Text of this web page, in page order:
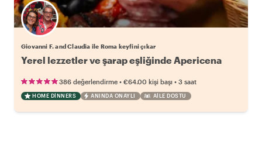
Giovanni F. and Claudia ile Roma keyfini çıkar
Yerel lezzetler ve şarap eşliğinde Apericena
386 değerlendirme • €64.00 kişi başı • 3 saat
HOME DINNERS ANINDA ONAYLI AILE DOSTU